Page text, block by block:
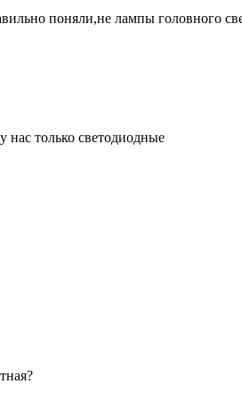
поняли,не лампы головного
нас только светодиодные